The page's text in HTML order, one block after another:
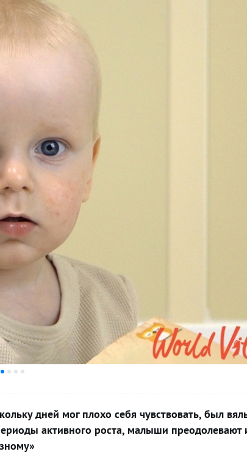
дней мог плохо себя чувствовать, был
активного роста, малыши преодолевают